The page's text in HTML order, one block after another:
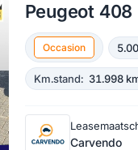
Peugeot
Occasion
Km.stand: 31.998
Carvendo